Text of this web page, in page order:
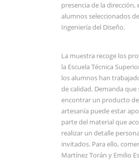
presencia de la
alumnos seleccionados
Ingeniería del Diseño.
La muestra recoge los
la Escuela Técnica
los alumnos han
de calidad. Demanda
encontrar un producto
artesanía puede estar
parte del material que
realizar un detalle
invitados. Para ello,
Martínez Torán y Emilio